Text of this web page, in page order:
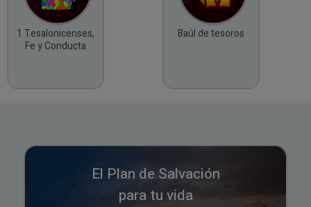
El Plan de Salvación
para tu vida
1 Tesalonicenses,
Fe y Conducta
Baúl de tesoros